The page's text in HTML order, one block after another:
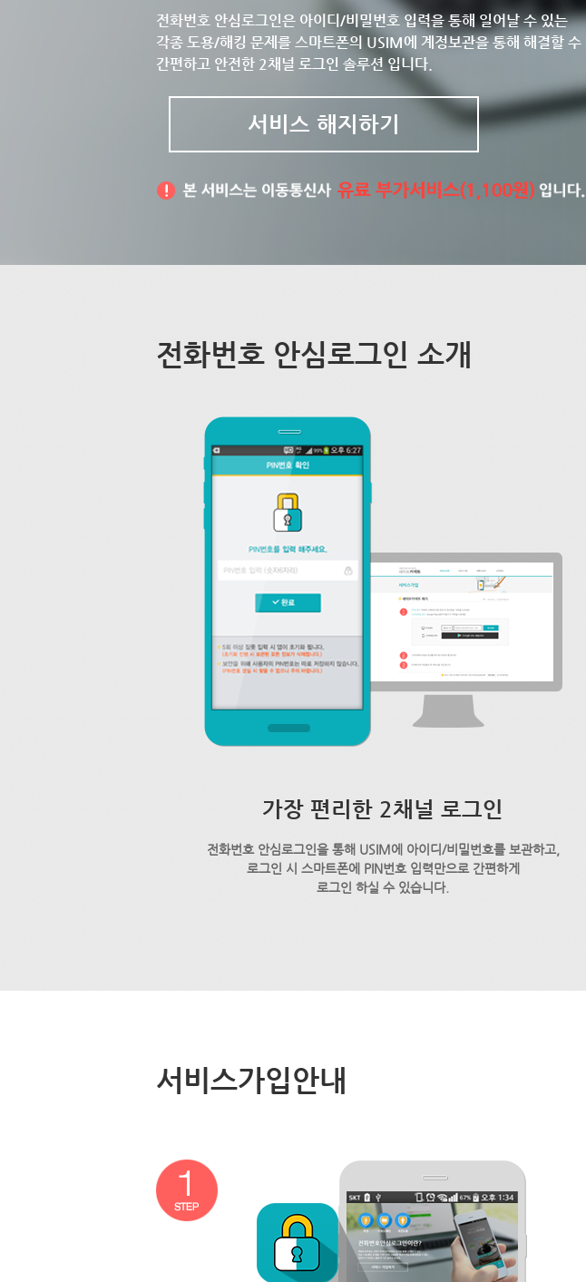
전화번호 안심로그인은 아이디/비밀번호 입력을 통해 일어날 수 있는
각종 도용/해킹 문제를 스마트폰의 USIM에 계정보관을 통해 해결할 수
간편하고 안전한 2채널 로그인 솔루션 입니다.
서비스 해지하기
전화번호 안심로그인 소개
가장 편리한 2채널 로그인
전화번호 안심로그인을 통해 USIM에 아이디/비밀번호를 보관하고,
로그인 시 스마트폰에 PIN번호 입력만으로 간편하게
로그인 하실 수 있습니다.
서비스가입안내